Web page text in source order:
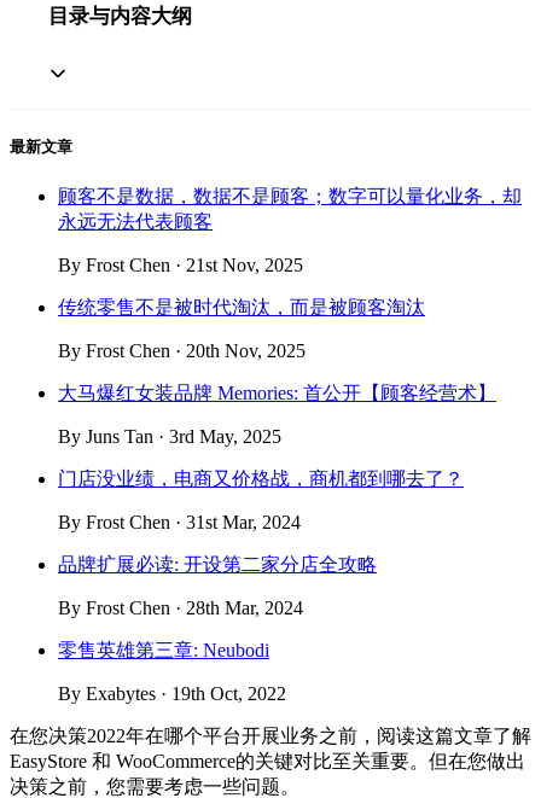
目录与内容大纲
最新文章
顾客不是数据，数据不是顾客；数字可以量化业务，却
永远无法代表顾客
By Frost Chen · 21st Nov, 2025
传统零售不是被时代淘汰，而是被顾客淘汰
By Frost Chen · 20th Nov, 2025
大马爆红女装品牌 Memories: 首公开【顾客经营术】
By Juns Tan · 3rd May, 2025
门店没业绩，电商又价格战，商机都到哪去了？
By Frost Chen · 31st Mar, 2024
品牌扩展必读: 开设第二家分店全攻略
By Frost Chen · 28th Mar, 2024
零售英雄第三章: Neubodi
By Exabytes · 19th Oct, 2022
在您决策2022年在哪个平台开展业务之前，阅读这篇文章了解
EasyStore 和 WooCommerce的关键对比至关重要。但在您做出
决策之前，您需要考虑一些问题。